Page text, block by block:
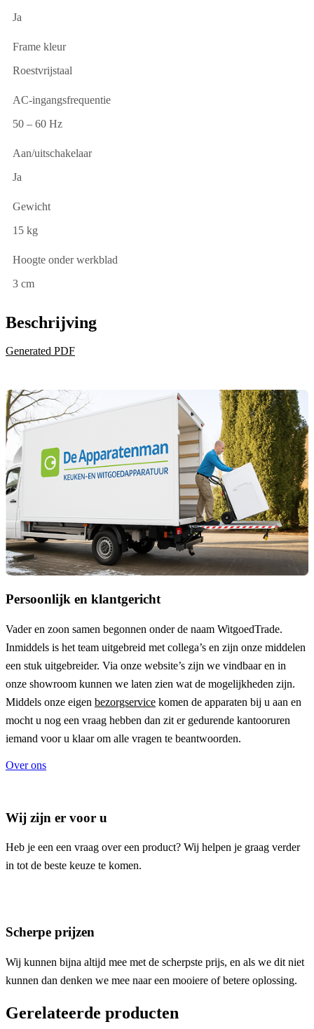
Ja
Frame kleur
Roestvrijstaal
AC-ingangsfrequentie
50 – 60 Hz
Aan/uitschakelaar
Ja
Gewicht
15 kg
Hoogte onder werkblad
3 cm
Beschrijving
Generated PDF
Persoonlijk en klantgericht
Vader en zoon samen begonnen onder de naam WitgoedTrade.
Inmiddels is het team uitgebreid met collega’s en zijn onze middelen
een stuk uitgebreider. Via onze website’s zijn we vindbaar en in
onze showroom kunnen we laten zien wat de mogelijkheden zijn.
Middels onze eigen bezorgservice komen de apparaten bij u aan en
mocht u nog een vraag hebben dan zit er gedurende kantooruren
iemand voor u klaar om alle vragen te beantwoorden.
Over ons
Wij zijn er voor u
Heb je een een vraag over een product? Wij helpen je graag verder
in tot de beste keuze te komen.
Scherpe prijzen
Wij kunnen bijna altijd mee met de scherpste prijs, en als we dit niet
kunnen dan denken we mee naar een mooiere of betere oplossing.
Gerelateerde producten